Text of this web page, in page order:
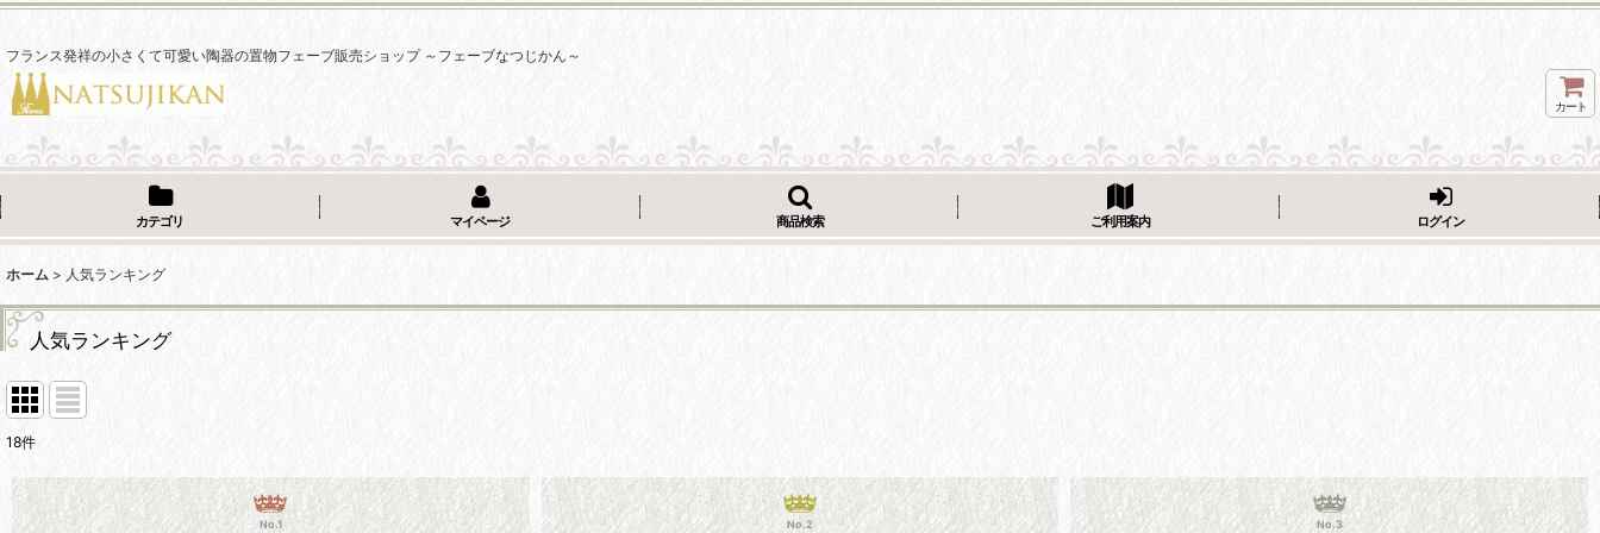
フランス発祥の小さくて可愛い陶器の置物フェーブ販売ショップ ～フェーブなつじかん～
カート
カテゴリ マイページ 商品検索 ご利用案内 ログイン
ホーム > 人気ランキング
人気ランキング
18件
No.1 No.2 No.3